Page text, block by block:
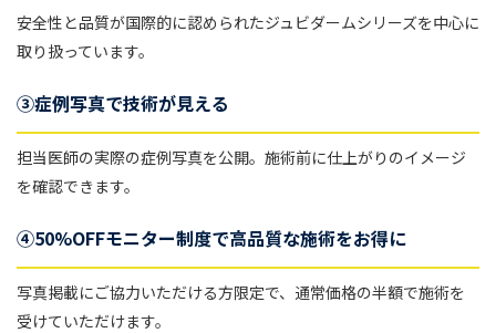
安全性と品質が国際的に認められたジュビダームシリーズを中心に
取り扱っています。
③症例写真で技術が見える
担当医師の実際の症例写真を公開。施術前に仕上がりのイメージ
を確認できます。
④50%OFFモニター制度で高品質な施術をお得に
写真掲載にご協力いただける方限定で、通常価格の半額で施術を
受けていただけます。